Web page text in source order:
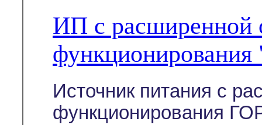
ИП с расширенной
Источник питания с
функционирования